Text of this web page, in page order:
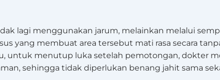
lagi menggunakan jarum, melainkan melalui
yang membuat area tersebut mati rasa secara
untuk menutup luka setelah pemotongan, dokter
sehingga tidak diperlukan benang jahit sama